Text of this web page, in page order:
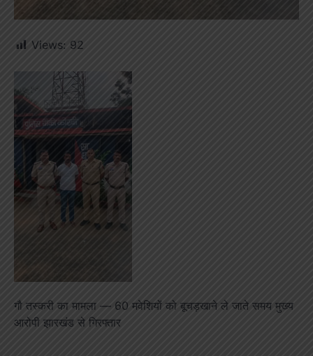
Views: 92
गौ तस्करी का मामला — 60 मवेशियों को बूचड़खाने ले जाते समय मुख्य
आरोपी झारखंड से गिरफ्तार